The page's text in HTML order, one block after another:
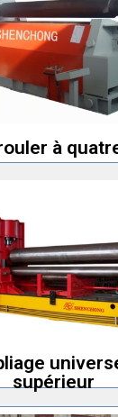
à
rouler à quatre
les plaques avec
et enregistrer
laminage.
supérieur
de pliage
le
hydraulique
de plus de